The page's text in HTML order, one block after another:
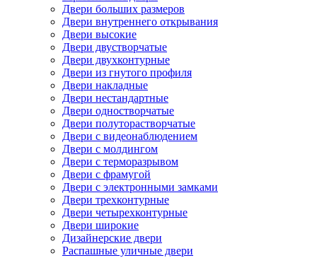
Двери больших размеров
Двери внутреннего открывания
Двери высокие
Двери двустворчатые
Двери двухконтурные
Двери из гнутого профиля
Двери накладные
Двери нестандартные
Двери одностворчатые
Двери полуторастворчатые
Двери с видеонаблюдением
Двери с молдингом
Двери с терморазрывом
Двери с фрамугой
Двери с электронными замками
Двери трехконтурные
Двери четырехконтурные
Двери широкие
Дизайнерские двери
Распашные уличные двери